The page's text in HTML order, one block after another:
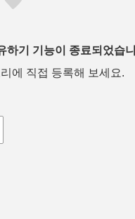
하기 기능이 종료되었습
에 직접 등록해 보세요.